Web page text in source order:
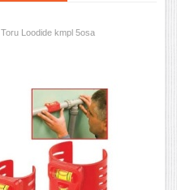
Toru Loodide kmpl 5osa